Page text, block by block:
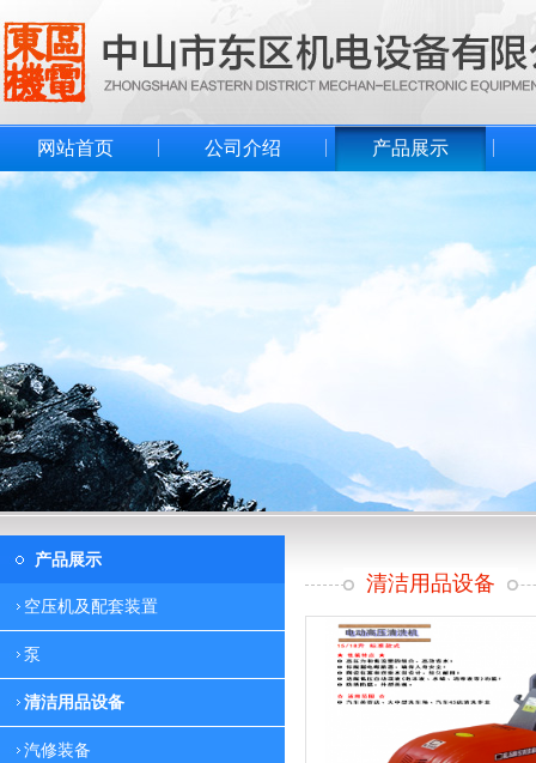
网站首页 公司介绍 产品展示
产品展示
空压机及配套装置
泵
清洁用品设备
汽修装备
清洁用品设备